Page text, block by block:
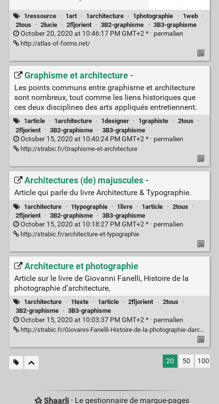
1ressource · 1art · 1architecture · 1photographie · 1web
·
2tous
· 2lucie · 2fljorient · 3B2-graphisme · 3B3-graphisme
October 20, 2020 at 10:46:17 PM GMT+2 * · permalien
http://atlas-of-forms.net/
Graphisme et architecture -
Les points communs entre graphisme et architecture
sont nombreux, tout comme les liens historiques que
ces deux disciplines des arts appliqués entretiennent.
1article · 1architecture · 1designer · 1graphiste · 2tous
·
2fljorient
· 3B2-graphisme · 3B3-graphisme
October 15, 2020 at 10:40:24 PM GMT+2 * · permalien
http://strabic.fr/Graphisme-et-architecture
Architectures (de) majuscules -
Article qui parle du livre Architecture & Typographie.
1architecture · 1typographie · 1livre · 1article · 2tous
·
2fljorient
· 3B2-graphisme · 3B3-graphisme
October 15, 2020 at 10:18:27 PM GMT+2 * · permalien
http://strabic.fr/architecture-et-typographie
Architecture et photographie
Article sur le livre de Giovanni Fanelli, Histoire de la
photographie d’architecture,
1architecture · 1texte · 1article · 2fljorient · 2tous
·
3B2-graphisme
· 3B3-graphisme
October 15, 2020 at 10:03:37 PM GMT+2 * · permalien
http://strabic.fr/Giovanni-Fanelli-Histoire-de-la-photographie-darchitecture-PPUR
20 50 100
Shaarli· Le gestionnaire de marque-pages